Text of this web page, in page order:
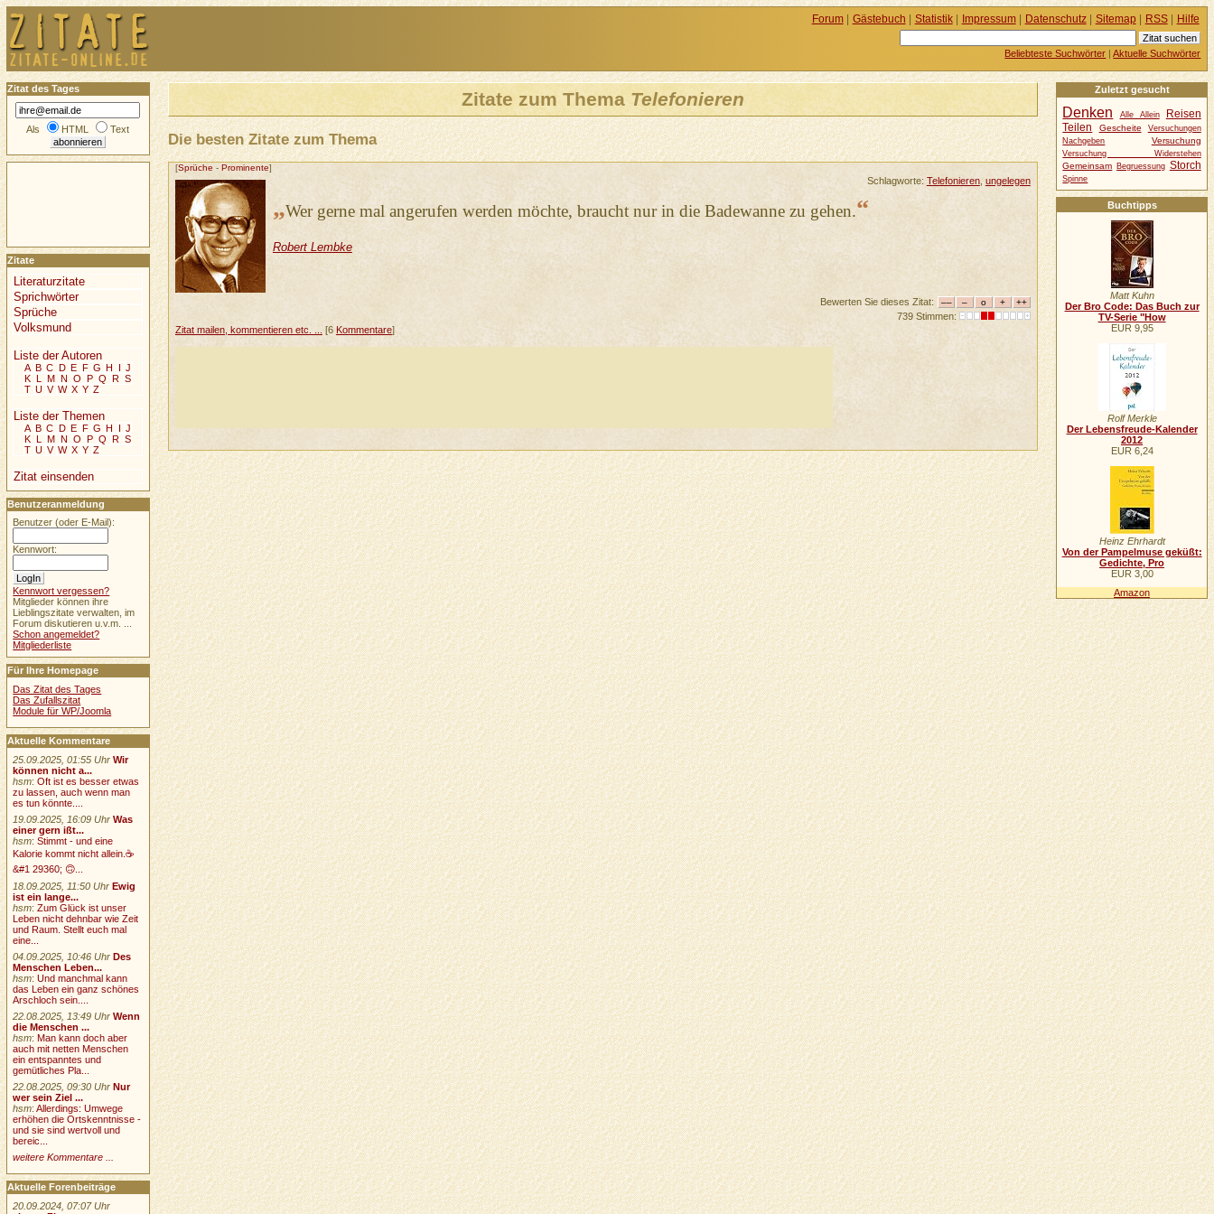
Zitate zum Thema Telefonieren
Die besten Zitate zum Thema
[Sprüche - Prominente]
Schlagworte: Telefonieren, ungelegen
„Wer gerne mal angerufen werden möchte, braucht nur in die Badewanne zu gehen.“
Robert Lembke
Bewerten Sie dieses Zitat:
739 Stimmen:
Zitat mailen, kommentieren etc. ...
[6 Kommentare]
Zuletzt gesucht
Denken Alle Allein
Reisen
Teilen
Gescheite
Versuchungen
Nachgeben
Versuchung
Versuchung Widerstehen
Gemeinsam Begruessung Storch
Spinne
Buchtipps
Matt Kuhn
Der Bro Code: Das Buch zur
TV-Serie "How
EUR 9,95
Rolf Merkle
Der Lebensfreude-Kalender
2012
EUR 6,24
Heinz Ehrhardt
Von der Pampelmuse geküßt:
Gedichte, Pro
EUR 3,00
Amazon
Zitat des Tages
Als HTML Text
Zitate
Literaturzitate
Sprichwörter
Sprüche
Volksmund
Liste der Autoren
A B C D E F G H I J
K L M N O P Q R S
T U V W X Y Z
Liste der Themen
A B C D E F G H I J
K L M N O P Q R S
T U V W X Y Z
Zitat einsenden
Benutzeranmeldung
Benutzer (oder E-Mail):
Kennwort:
Kennwort vergessen?
Mitglieder können ihre
Lieblingszitate verwalten, im
Forum diskutieren u.v.m. ...
Schon angemeldet?
Mitgliederliste
Für Ihre Homepage
Das Zitat des Tages
Das Zufallszitat
Module für WP/Joomla
Aktuelle Kommentare
25.09.2025, 01:55 Uhr Wir
können nicht a...
hsm:Oft ist es besser etwas
zu lassen, auch wenn man
es tun könnte....
19.09.2025, 16:09 Uhr Was
einer gern ißt...
hsm:Stimmt - und eine
Kalorie kommt nicht allein.☕
&#1 29360; 🙃...
18.09.2025, 11:50 Uhr Ewig
ist ein lange...
hsm:Zum Glück ist unser
Leben nicht dehnbar wie Zeit
und Raum. Stellt euch mal
eine...
04.09.2025, 10:46 Uhr Des
Menschen Leben...
hsm:Und manchmal kann
das Leben ein ganz schönes
Arschloch sein....
22.08.2025, 13:49 Uhr Wenn
die Menschen ...
hsm:Man kann doch aber
auch mit netten Menschen
ein entspanntes und
gemütliches Pla...
22.08.2025, 09:30 Uhr Nur
wer sein Ziel ...
hsm:Allerdings: Umwege
erhöhen die Ortskenntnisse -
und sie sind wertvoll und
bereic...
weitere Kommentare ...
Aktuelle Forenbeiträge
20.09.2024, 07:07 Uhr
Forum| Gästebuch | Statistik| Impressum| Datenschutz| Sitemap| RSS| Hilfe
Beliebteste Suchwörter |Aktuelle Suchwörter